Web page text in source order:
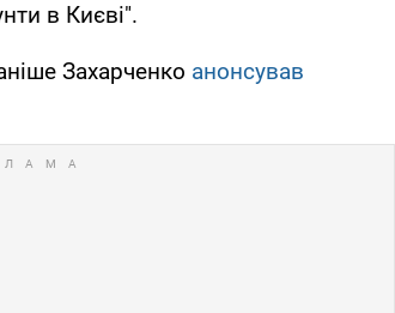
в Києві".
Захарченко анонсував